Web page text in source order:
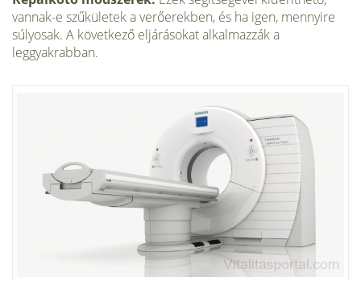
vannak-e szűkületek a verőerekben, és ha igen, mennyire
súlyosak. A következő eljárásokat alkalmazzák a
leggyakrabban.